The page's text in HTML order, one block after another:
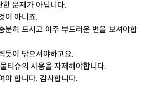
문제가 아닙니다.
이 아니죠.
분히 드시고 아주 부드러운 변을 보셔야합
듯이 닦으셔야하고요.
티슈의 사용을 자제해야합니다.
야 합니다. 감사합니다.